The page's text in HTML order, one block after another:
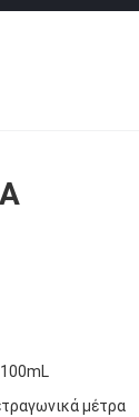
100mL
μέτρα